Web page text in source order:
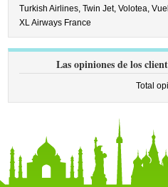
Turkish Airlines,Twin Jet,Volotea,
XL Airways France
Las opiniones de los
Total